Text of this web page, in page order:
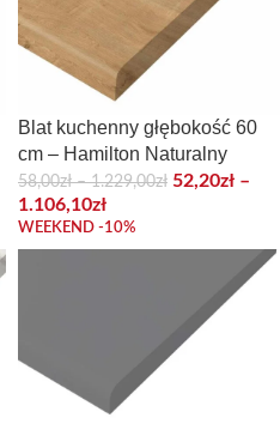
Blat kuchenny głębokość 60
cm – Hamilton Naturalny
58,00zł – 1.229,00zł 52,20zł –
1.106,10zł
WEEKEND -10%